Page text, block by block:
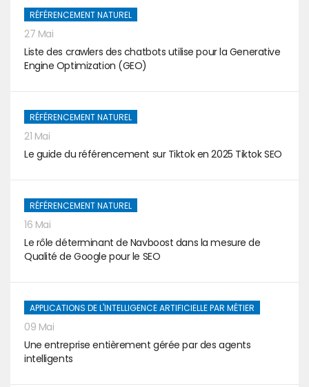
RÉFÉRENCEMENT NATUREL
27 Mai
Liste des crawlers des chatbots utilise pour la Generative
Engine Optimization (GEO)
RÉFÉRENCEMENT NATUREL
21 Mai
Le guide du référencement sur Tiktok en 2025 Tiktok SEO
RÉFÉRENCEMENT NATUREL
16 Mai
Le rôle déterminant de Navboost dans la mesure de
Qualité de Google pour le SEO
APPLICATIONS DE L'INTELLIGENCE ARTIFICIELLE PAR MÉTIER
09 Mai
Une entreprise entièrement gérée par des agents
intelligents